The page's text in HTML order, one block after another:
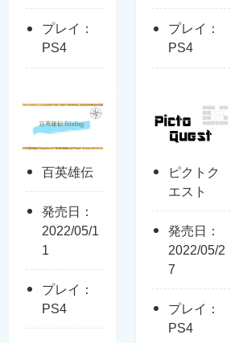
プレイ：
PS4
プレイ：
PS4
百英雄伝
発売日：
2022/05/1
1
プレイ：
PS4
ピクトク
エスト
発売日：
2022/05/2
7
プレイ：
PS4